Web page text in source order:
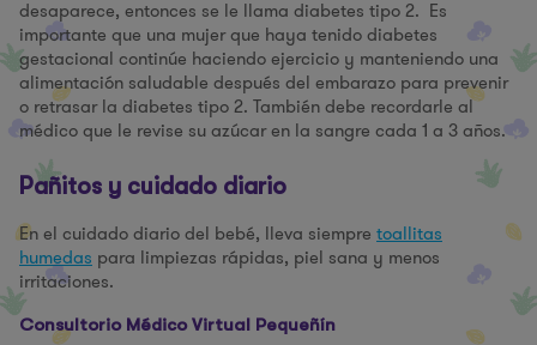
desaparece, entonces se le llama diabetes tipo 2. Es
importante que una mujer que haya tenido diabetes
gestacional continúe haciendo ejercicio y manteniendo una
alimentación saludable después del embarazo para prevenir
o retrasar la diabetes tipo 2. También debe recordarle al
médico que le revise su azúcar en la sangre cada 1 a 3 años.
Pañitos y cuidado diario
En el cuidado diario del bebé, lleva siempre toallitas
humedas para limpiezas rápidas, piel sana y menos
irritaciones.
Consultorio Médico Virtual Pequeñín